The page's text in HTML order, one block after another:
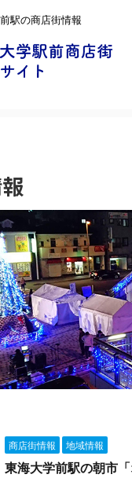
駅の商店街情報
商店街情報 地域情報
東海大学前駅の朝市